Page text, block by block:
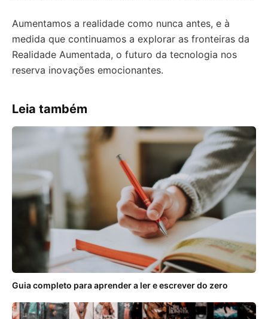
Aumentamos a realidade como nunca antes, e à
medida que continuamos a explorar as fronteiras da
Realidade Aumentada, o futuro da tecnologia nos
reserva inovações emocionantes.
Leia também
Guia completo para aprender a ler e escrever do zero